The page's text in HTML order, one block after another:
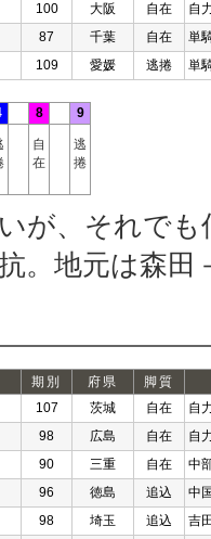
100 大阪 自在 自
87 千葉 自在
単
109 愛媛 逃捲 単
8
自
在
9
逃
捲
が、それで
。地元は森田
期別 府県 脚質
107 茨城 自在
自
98 広島 自在
自
90 三重 自在 中
96 徳島 追込
中
98 埼玉 追込 吉